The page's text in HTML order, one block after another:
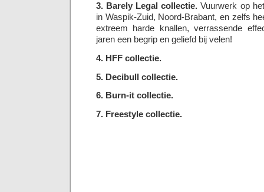
3. Barely Legal collectie. Vuurwerk op
in Waspik-Zuid, Noord-Brabant, en zelfs
extreem harde knallen, verrassende
jaren een begrip en geliefd bij velen!
4. HFF collectie.
5. Decibull collectie.
6. Burn-it collectie.
7. Freestyle collectie.